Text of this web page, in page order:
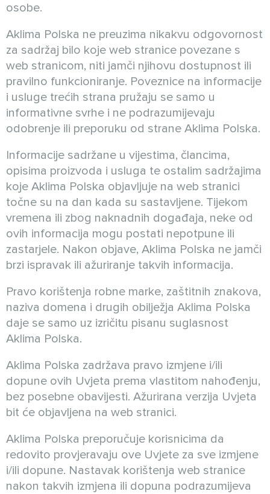
osobe.
Aklima Polska ne preuzima nikakvu odgovornost
za sadržaj bilo koje web stranice povezane s
web stranicom, niti jamči njihovu dostupnost ili
pravilno funkcioniranje. Poveznice na informacije
i usluge trećih strana pružaju se samo u
informativne svrhe i ne podrazumijevaju
odobrenje ili preporuku od strane Aklima Polska.
Informacije sadržane u vijestima, člancima,
opisima proizvoda i usluga te ostalim sadržajima
koje Aklima Polska objavljuje na web stranici
točne su na dan kada su sastavljene. Tijekom
vremena ili zbog naknadnih događaja, neke od
ovih informacija mogu postati nepotpune ili
zastarjele. Nakon objave, Aklima Polska ne jamči
brzi ispravak ili ažuriranje takvih informacija.
Pravo korištenja robne marke, zaštitnih znakova,
naziva domena i drugih obilježja Aklima Polska
daje se samo uz izričitu pisanu suglasnost
Aklima Polska.
Aklima Polska zadržava pravo izmjene i/ili
dopune ovih Uvjeta prema vlastitom nahođenju,
bez posebne obavijesti. Ažurirana verzija Uvjeta
bit će objavljena na web stranici.
Aklima Polska preporučuje korisnicima da
redovito provjeravaju ove Uvjete za sve izmjene
i/ili dopune. Nastavak korištenja web stranice
nakon takvih izmjena ili dopuna podrazumijeva